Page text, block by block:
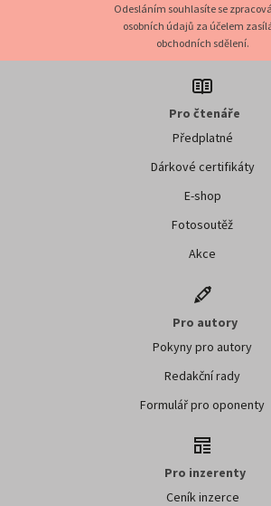
Odesláním souhlasíte se
osobních údajů za účelem
obchodních sdělení.
Pro čtenáře
Předplatné
Dárkové certifikáty
E-shop
Fotosoutěž
Akce
Pro autory
Pokyny pro autory
Redakční rady
Formulář pro oponenty
Pro inzerenty
Ceník inzerce